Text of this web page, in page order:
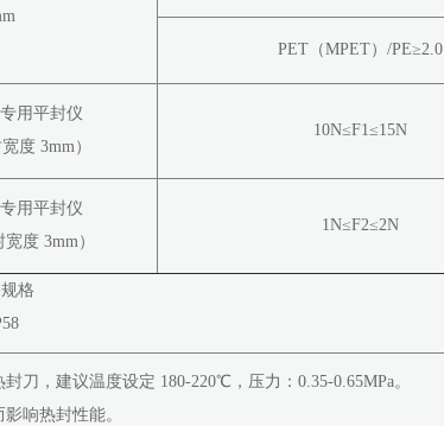
PET（MPET）/PE≥2.0
用平封仪
度 3mm）
10N≤F1≤15N
用平封仪
度 3mm）
1N≤F2≤2N
格
刀，建议温度设定 180-220℃，压力：0.35-0.65MPa。
响热封性能。